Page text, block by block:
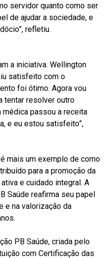
servidor quanto como ser
de ajudar a sociedade, e
refletiu.
a iniciativa. Wellington
satisfeito com o
foi ótimo. Agora vou
tentar resolver outro
médica passou a receita
e eu estou satisfeito”,
mais um exemplo de como
para a promoção da
e cuidado integral. A
Saúde reafirma seu papel
e na valorização da
PB Saúde, criada pelo
com Certificação das